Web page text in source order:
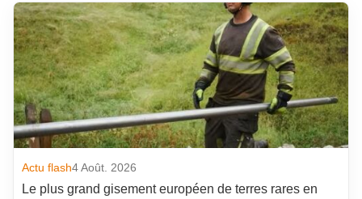
Actu flash4 Août. 2026
Le plus grand gisement européen de terres rares en